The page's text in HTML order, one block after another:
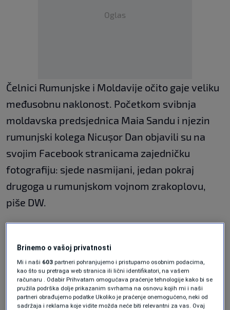
Oglas
Čelnici Rumunjske i Moldavije očito gaje veliku
međusobnu naklonost. Početkom svibnja
moldavska predsjednica Maia Sandu i njezin
rumunjski kolega Nicușor Dan objavili su na
svojim Facebook stranicama zajedničku
fotografiju: sjede nasmijani, jedan pokraj
drugoga u rumunjskom vojnom zrakoplovu,
piše DW.
„Zajedno s predsjednikom Nicușorom Danom
na putu prema glavnom gradu Armenije, gdje
će se održati sastanak Europske političke
zajednice”, napisala je Maia Sandu.
Bio je to prvi put da su čelnici Republike
Brinemo o vašoj privatnosti
Mi i naši 603 partneri pohranjujemo i pristupamo osobnim podacima,
kao što su pretraga web stranica ili lični identifikatori, na vašem
računaru . Odabir Prihvatam omogućava praćenje tehnologije kako bi se
pružila podrška dolje prikazanim svrhama na osnovu kojih mi i naši
partneri obrađujemo podatke Ukoliko je praćenje onemogućeno, neki od
sadržaja i reklama koje vidite možda neće biti relevantni za vas. Ovaj